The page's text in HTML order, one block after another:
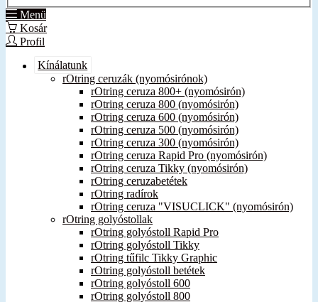
Menü
Kosár
Profil
Kínálatunk
rOtring ceruzák (nyomósirónok)
rOtring ceruza 800+ (nyomósirón)
rOtring ceruza 800 (nyomósirón)
rOtring ceruza 600 (nyomósirón)
rOtring ceruza 500 (nyomósirón)
rOtring ceruza 300 (nyomósirón)
rOtring ceruza Rapid Pro (nyomósirón)
rOtring ceruza Tikky (nyomósirón)
rOtring ceruzabetétek
rOtring radírok
rOtring ceruza "VISUCLICK" (nyomósirón)
rOtring golyóstollak
rOtring golyóstoll Rapid Pro
rOtring golyóstoll Tikky
rOtring tűfilc Tikky Graphic
rOtring golyóstoll betétek
rOtring golyóstoll 600
rOtring golyóstoll 800